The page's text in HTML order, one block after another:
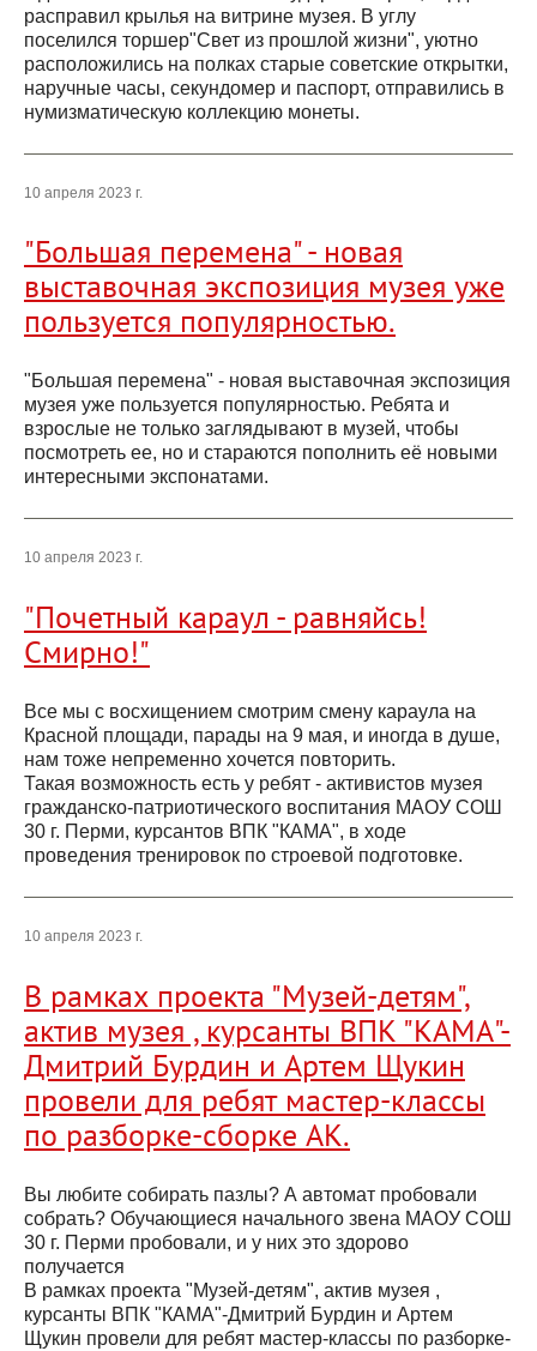
расправил крылья на витрине музея. В углу
поселился торшер"Свет из прошлой жизни", уютно
расположились на полках старые советские открытки,
наручные часы, секундомер и паспорт, отправились в
нумизматическую коллекцию монеты.
10 апреля 2023 г.
"Большая перемена" - новая
выставочная экспозиция музея уже
пользуется популярностью.
"Большая перемена" - новая выставочная экспозиция
музея уже пользуется популярностью. Ребята и
взрослые не только заглядывают в музей, чтобы
посмотреть ее, но и стараются пополнить её новыми
интересными экспонатами.
10 апреля 2023 г.
"Почетный караул - равняйсь!
Смирно!"
Все мы с восхищением смотрим смену караула на
Красной площади, парады на 9 мая, и иногда в душе,
нам тоже непременно хочется повторить.
Такая возможность есть у ребят - активистов музея
гражданско-патриотического воспитания МАОУ СОШ
30 г. Перми, курсантов ВПК "КАМА", в ходе
проведения тренировок по строевой подготовке.
10 апреля 2023 г.
В рамках проекта "Музей-детям",
актив музея , курсанты ВПК "КАМА"-
Дмитрий Бурдин и Артем Щукин
провели для ребят мастер-классы
по разборке-сборке АК.
Вы любите собирать пазлы? А автомат пробовали
собрать? Обучающиеся начального звена МАОУ СОШ
30 г. Перми пробовали, и у них это здорово
получается
В рамках проекта "Музей-детям", актив музея ,
курсанты ВПК "КАМА"-Дмитрий Бурдин и Артем
Щукин провели для ребят мастер-классы по разборке-